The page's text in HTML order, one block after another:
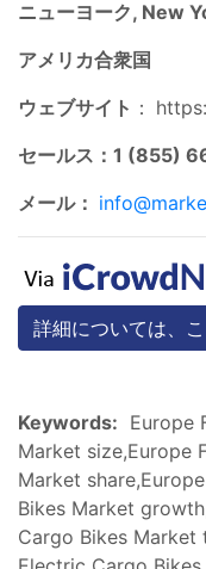
ニューヨーク, New
アメリカ合衆国
ウェブサイト ：
セールス：1 (855)
メール：
詳細については、
Keywords: Europe
Market size,Europe
Market
Bikes Market
Cargo Bikes Market